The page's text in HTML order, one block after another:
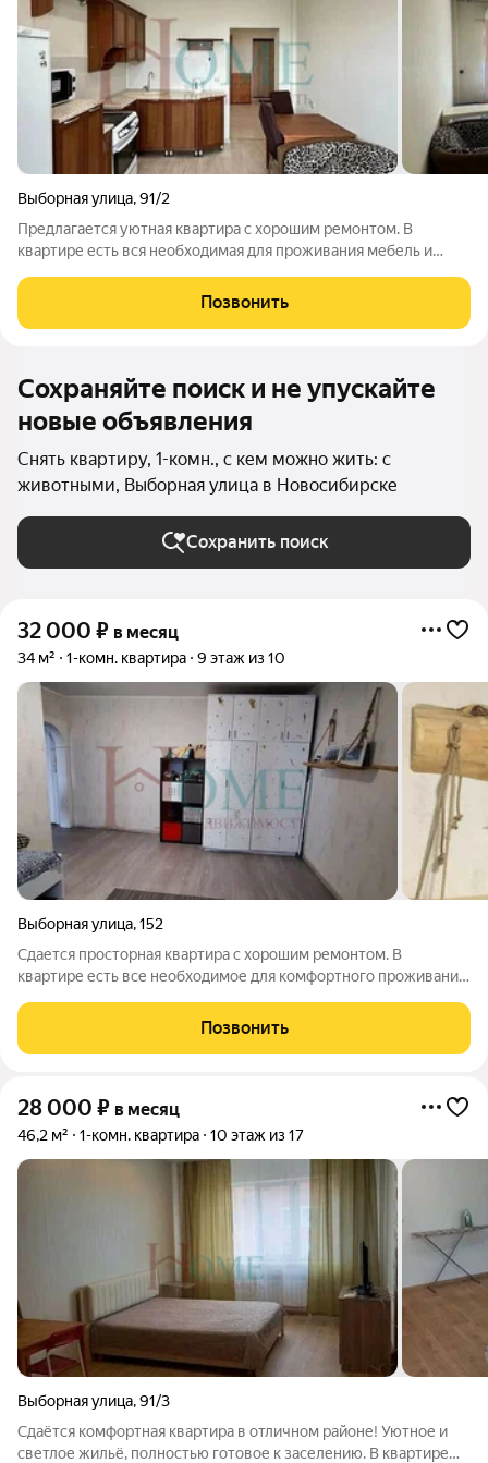
Выборная улица,91/2
Предлагается уютная квартира с хорошим ремонтом. В
квартире есть вся необходимая для проживания мебель и
Позвонить
Сохраняйте поиск и не упускайте
новые объявления
Снять квартиру, 1-комн., с кем можно жить: с
животными, Выборная улица в Новосибирске
Сохранить поиск
32 000 ₽ в месяц
34 м² 1-комн. квартира 9 этаж из 10
Выборная улица,152
Сдается просторная квартира с хорошим ремонтом. В
квартире есть все необходимое для комфортного проживания.
Наличие парковочных мест во дворе. Арт. 136876111
Позвонить
28 000 ₽ в месяц
46,2 м² 1-комн. квартира 10 этаж из 17
Выборная улица,91/3
Сдаётся комфортная квартира в отличном районе! Уютное и
светлое жильё, полностью готовое к заселению. В квартире